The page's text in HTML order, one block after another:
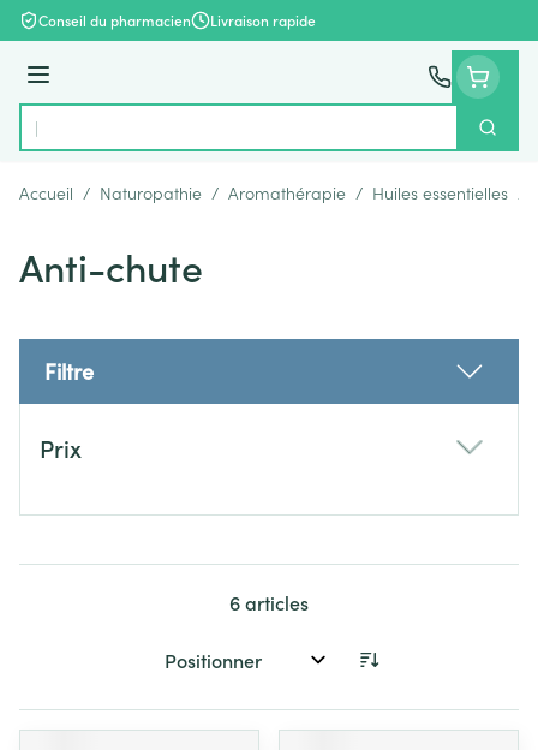
Aller au contenu
Conseil du pharmacien Livraison rapide
Menu
Rechercher
Accueil / Naturopathie / Aromathérapie / Huiles essentielles /
Anti-chute
Filtre
Prix
6articles
Trier par: